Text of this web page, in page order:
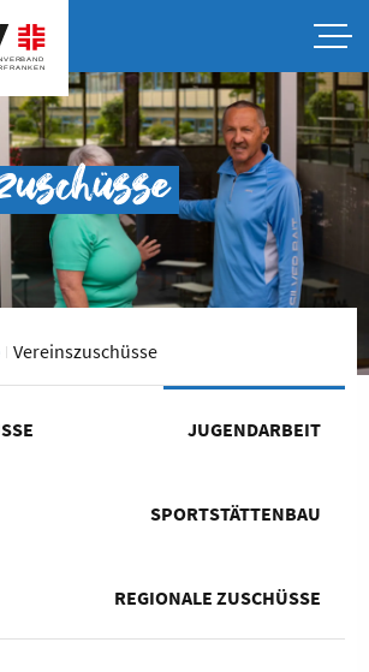
Vereinszuschüsse
JUGENDARBEIT
SPORTSTÄTTENBAU
REGIONALE ZUSCHÜSSE